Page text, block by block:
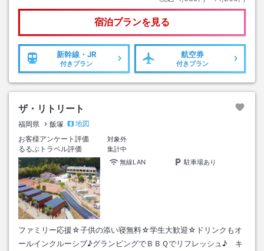
宿泊プランを見る
新幹線・JR
付きプラン
航空券
付きプラン
ザ・リトリート
福岡県 飯塚
地図
お客様アンケート評価
対象外
るるぶトラベル評価
集計中
無線LAN
駐車場あり
ファミリー応援☆子供の添い寝無料☆学生大歓迎☆ドリンクもオ
ールインクルーシブ♪グランピングでＢＢＱでリフレッシュ♪ キ